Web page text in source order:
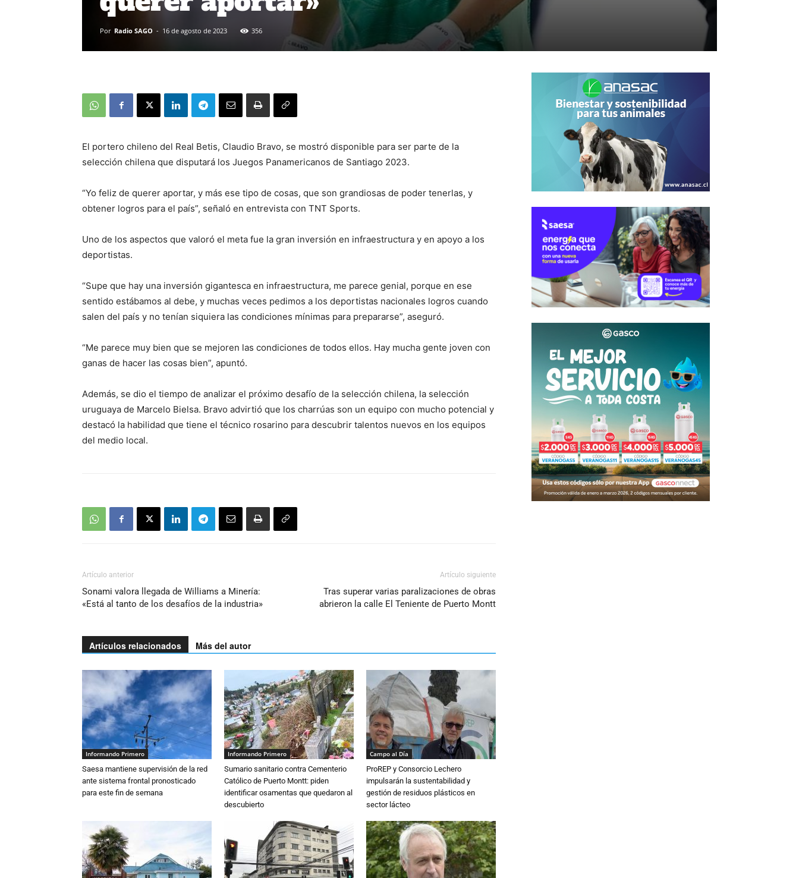
Por Radio SAGO - 16 de agosto de 2023 356
El portero chileno del Real Betis, Claudio Bravo, se mostró disponible para ser parte de la
selección chilena que disputará los Juegos Panamericanos de Santiago 2023.
“Yo feliz de querer aportar, y más ese tipo de cosas, que son grandiosas de poder tenerlas, y
obtener logros para el país”, señaló en entrevista con TNT Sports.
Uno de los aspectos que valoró el meta fue la gran inversión en infraestructura y en apoyo a los
deportistas.
“Supe que hay una inversión gigantesca en infraestructura, me parece genial, porque en ese
sentido estábamos al debe, y muchas veces pedimos a los deportistas nacionales logros cuando
salen del país y no tenían siquiera las condiciones mínimas para prepararse”, aseguró.
“Me parece muy bien que se mejoren las condiciones de todos ellos. Hay mucha gente joven con
ganas de hacer las cosas bien”, apuntó.
Además, se dio el tiempo de analizar el próximo desafío de la selección chilena, la selección
uruguaya de Marcelo Bielsa. Bravo advirtió que los charrúas son un equipo con mucho potencial y
destacó la habilidad que tiene el técnico rosarino para descubrir talentos nuevos en los equipos
del medio local.
Artículo anterior
Sonami valora llegada de Williams a Minería:
«Está al tanto de los desafíos de la industria»
Artículo siguiente
Tras superar varias paralizaciones de obras
abrieron la calle El Teniente de Puerto Montt
Artículos relacionados Más del autor
Informando Primero
Saesa mantiene supervisión de la red
ante sistema frontal pronosticado
para este fin de semana
Informando Primero
Sumario sanitario contra Cementerio
Católico de Puerto Montt: piden
identificar osamentas que quedaron al
descubierto
Campo al Día
ProREP y Consorcio Lechero
impulsarán la sustentabilidad y
gestión de residuos plásticos en
sector lácteo